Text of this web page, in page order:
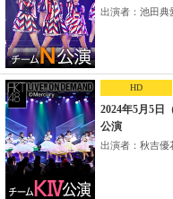
出演者：池田典
HD
2024年5月5日
公演
出演者：秋吉優